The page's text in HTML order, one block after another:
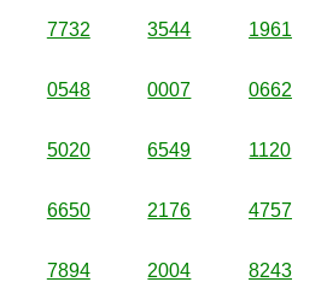
7732 3544 1961
0548 0007 0662
5020 6549 1120
6650 2176 4757
7894 2004 8243